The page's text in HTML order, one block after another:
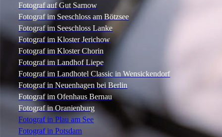
Fotograf auf Gut Sarnow
Fotograf im Seeschloss am Bötzsee
Fotograf im Seeschloss Lanke
Fotograf im Kloster Jerichow
Fotograf im Kloster Chorin
Fotograf im Landhof Liepe
Fotograf im Landhotel Classic in Wensickendorf
Fotograf in Neuenhagen bei Berlin
Fotograf im Ofenhaus Bernau
Fotograf in Oranienburg
Fotograf in Plau am See
Fotograf in Potsdam